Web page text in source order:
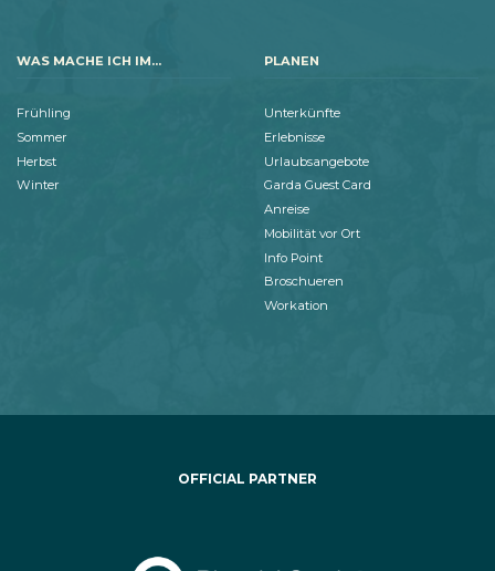
WAS MACHE ICH IM...
Frühling
Sommer
Herbst
Winter
PLANEN
Unterkünfte
Erlebnisse
Urlaubsangebote
Garda Guest Card
Anreise
Mobilität vor Ort
Info Point
Broschueren
Workation
OFFICIAL PARTNER